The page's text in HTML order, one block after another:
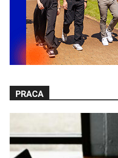
PRACA